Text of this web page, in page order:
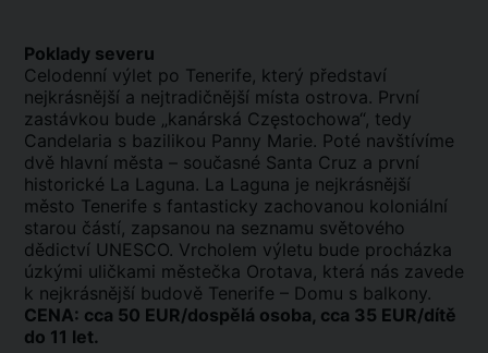
Poklady severu
Celodenní výlet po Tenerife, který představí
nejkrásnější a nejtradičnější místa ostrova. První
zastávkou bude „kanárská Częstochowa“, tedy
Candelaria s bazilikou Panny Marie. Poté navštívíme
dvě hlavní města – současné Santa Cruz a první
historické La Laguna. La Laguna je nejkrásnější
město Tenerife s fantasticky zachovanou koloniální
starou částí, zapsanou na seznamu světového
dědictví UNESCO. Vrcholem výletu bude procházka
úzkými uličkami městečka Orotava, která nás zavede
k nejkrásnější budově Tenerife – Domu s balkony.
CENA: cca 50 EUR/dospělá osoba, cca 35 EUR/dítě
do 11 let.